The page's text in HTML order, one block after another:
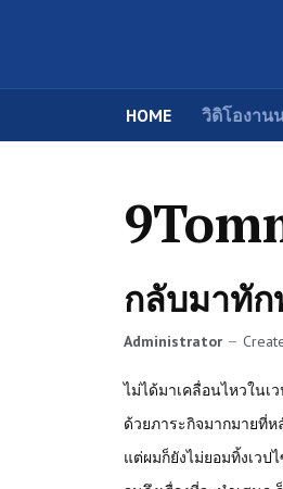
HOME วิดิโองาน
กลับมาทัก
Administrator
ไม่ได้มาเคลื่อนไหวใน
ด้วยภาระกิจมากมายที่
แต่ผมก็ยังไม่ยอมทิ้งเว